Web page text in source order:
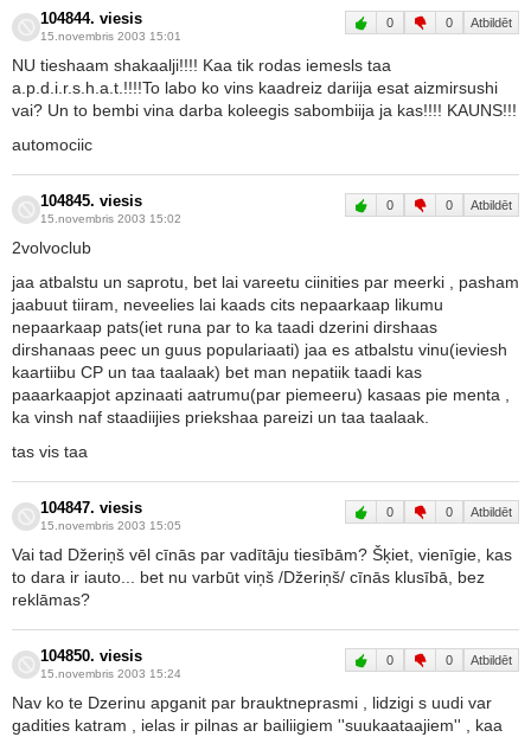
104844. viesis
15.novembris 2003 15:01
0 0 Atbildēt
NU tieshaam shakaalji!!!! Kaa tik rodas iemesls taa
a.p.d.i.r.s.h.a.t.!!!!To labo ko vins kaadreiz dariija esat aizmirsushi
vai? Un to bembi vina darba koleegis sabombiija ja kas!!!! KAUNS!!!
automociic
104845. viesis
15.novembris 2003 15:02
0 0 Atbildēt
2volvoclub
jaa atbalstu un saprotu, bet lai vareetu ciinities par meerki , pasham
jaabuut tiiram, neveelies lai kaads cits nepaarkaap likumu
nepaarkaap pats(iet runa par to ka taadi dzerini dirshaas
dirshanaas peec un guus populariaati) jaa es atbalstu vinu(ieviesh
kaartiibu CP un taa taalaak) bet man nepatiik taadi kas
paaarkaapjot apzinaati aatrumu(par piemeeru) kasaas pie menta ,
ka vinsh naf staadiijies priekshaa pareizi un taa taalaak.
tas vis taa
104847. viesis
15.novembris 2003 15:05
0 0 Atbildēt
Vai tad Džeriņš vēl cīnās par vadītāju tiesībām? Šķiet, vienīgie, kas
to dara ir iauto... bet nu varbūt viņš /Džeriņš/ cīnās klusībā, bez
reklāmas?
104850. viesis
15.novembris 2003 15:24
0 0 Atbildēt
Nav ko te Dzerinu apganit par brauktneprasmi , lidzigi s uudi var
gadities katram , ielas ir pilnas ar bailiigiem ''suukaataajiem'' , kaa